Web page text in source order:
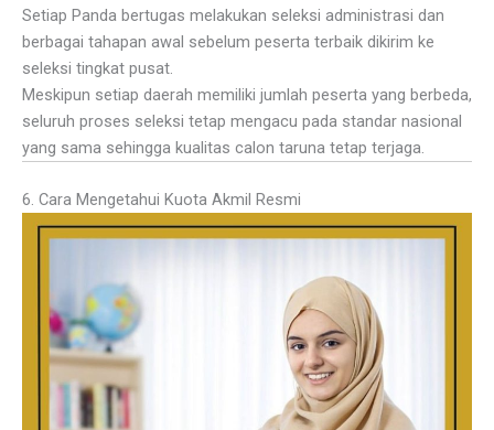
Setiap Panda bertugas melakukan seleksi administrasi dan
berbagai tahapan awal sebelum peserta terbaik dikirim ke
seleksi tingkat pusat.
Meskipun setiap daerah memiliki jumlah peserta yang berbeda,
seluruh proses seleksi tetap mengacu pada standar nasional
yang sama sehingga kualitas calon taruna tetap terjaga.
6. Cara Mengetahui Kuota Akmil Resmi